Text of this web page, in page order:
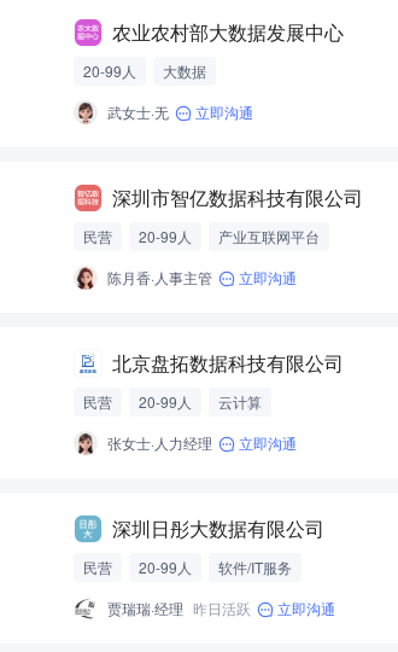
农业农村部大数据发展中心
20-99人
大数据
武女士·无
立即沟通
深圳市智亿数据科技有限公司
民营 20-99人
产业互联网平台
陈月香·人事主管
立即沟通
北京盘拓数据科技有限公司
民营 20-99人
云计算
张女士·人力经理
立即沟通
深圳日彤大数据有限公司
民营 20-99人
软件/IT服务
贾瑞瑞·经理 昨日活跃 立即沟通